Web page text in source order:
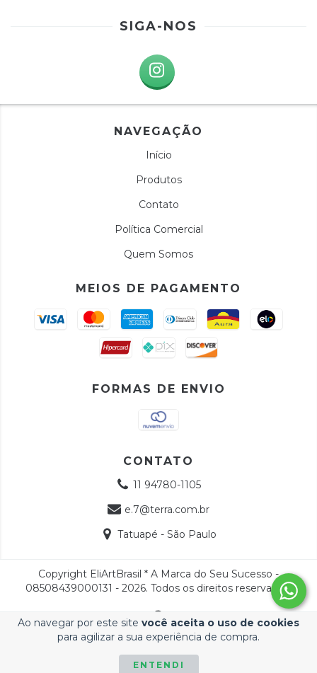
Ao navegar por este site você aceita o uso de cookies
para agilizar a sua experiência de compra.
ENTENDI
SIGA-NOS
NAVEGAÇÃO
Início
Produtos
Contato
Política Comercial
Quem Somos
MEIOS DE PAGAMENTO
FORMAS DE ENVIO
CONTATO
11 94780-1105
e.7@terra.com.br
Tatuapé - São Paulo
Copyright EliArtBrasil * A Marca do Seu Sucesso -
08508439000131 - 2026. Todos os direitos reservados.